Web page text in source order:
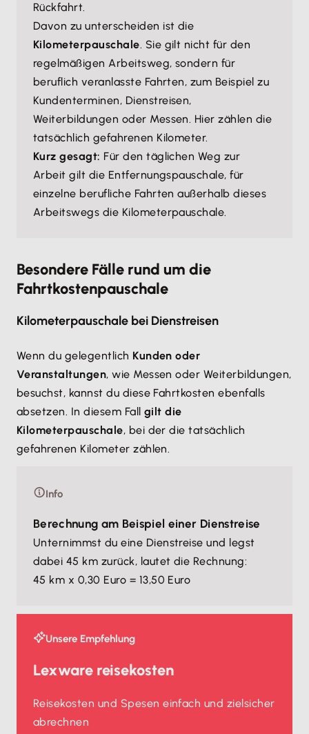
Rückfahrt.
Davon zu unterscheiden ist die
Kilometerpauschale. Sie gilt nicht für den
regelmäßigen Arbeitsweg, sondern für
beruflich veranlasste Fahrten, zum Beispiel zu
Kundenterminen, Dienstreisen,
Weiterbildungen oder Messen. Hier zählen die
tatsächlich gefahrenen Kilometer.
Kurz gesagt: Für den täglichen Weg zur
Arbeit gilt die Entfernungspauschale, für
einzelne berufliche Fahrten außerhalb dieses
Arbeitswegs die Kilometerpauschale.
Besondere Fälle rund um die
Fahrtkostenpauschale
Kilometerpauschale bei Dienstreisen
Wenn du gelegentlich Kunden oder
Veranstaltungen, wie Messen oder Weiterbildungen,
besuchst, kannst du diese Fahrtkosten ebenfalls
absetzen. In diesem Fall gilt die
Kilometerpauschale, bei der die tatsächlich
gefahrenen Kilometer zählen.
Info
Berechnung am Beispiel einer Dienstreise
Unternimmst du eine Dienstreise und legst
dabei 45 km zurück, lautet die Rechnung:
45 km x 0,30 Euro = 13,50 Euro
Unsere Empfehlung
Lexware reisekosten
Reisekosten und Spesen einfach und zielsicher
abrechnen